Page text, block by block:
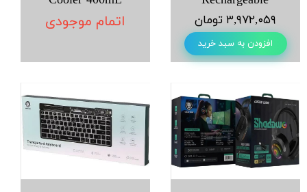
۳,۹۷۲,۰۵۹ تومان
افزودن به سبد خرید
اتمام موجودی